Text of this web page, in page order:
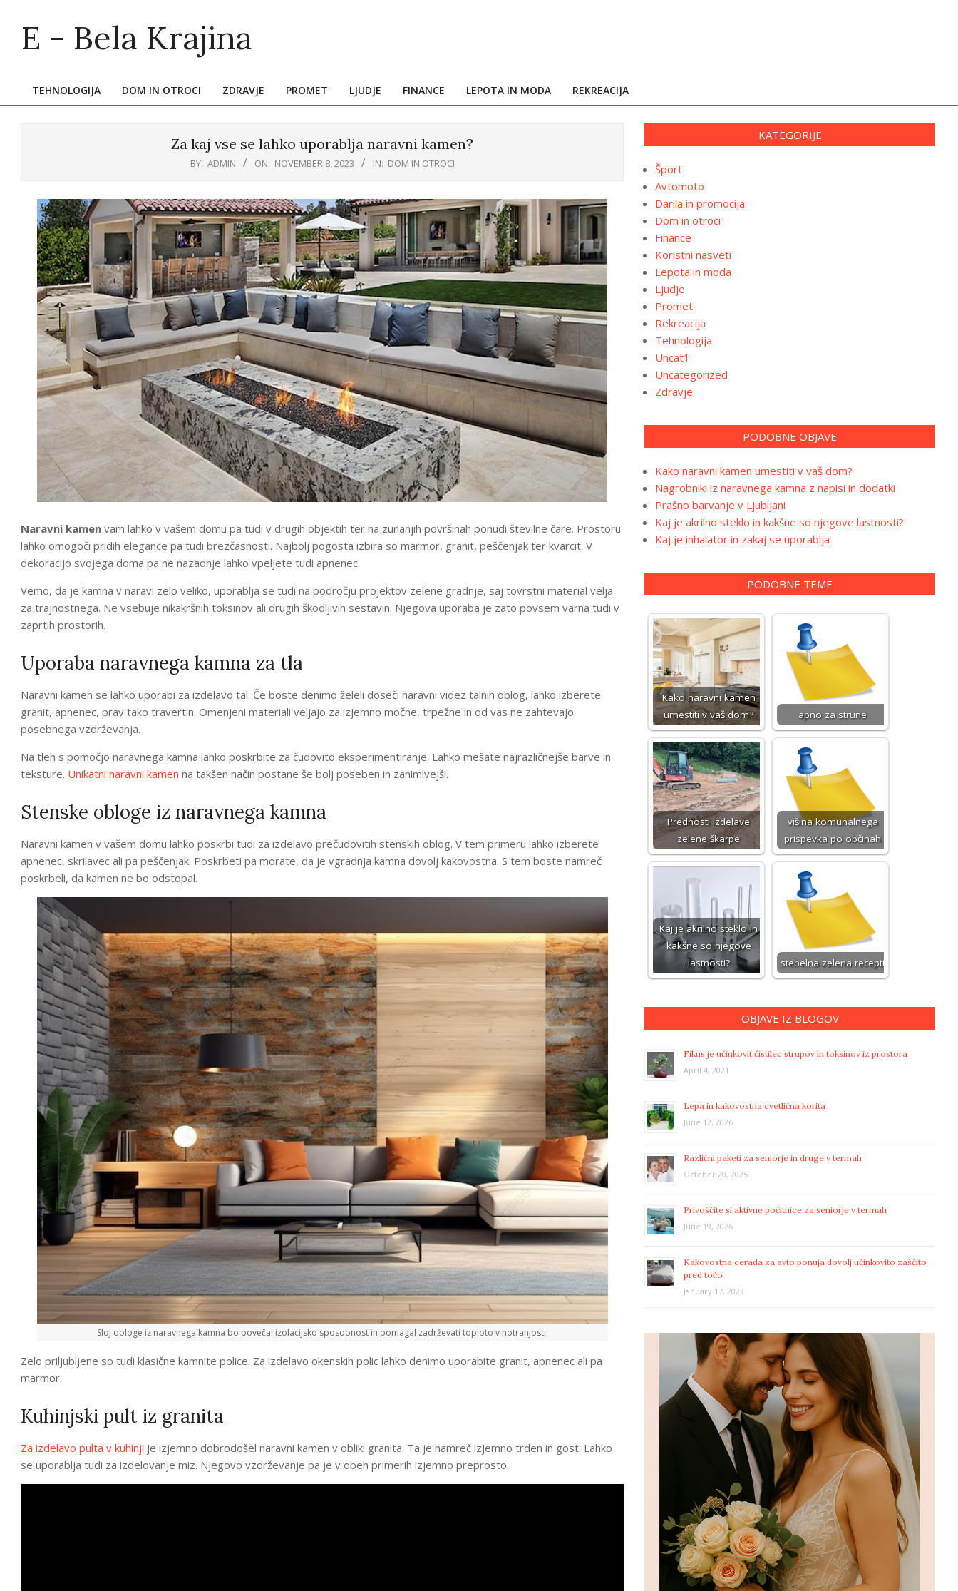
contentE - Bela Krajina
Primary
TEHNOLOGIJA DOM IN OTROCI ZDRAVJE PROMET LJUDJE FINANCE LEPOTA IN MODA REKREACIJA
Za kaj vse se lahko uporablja naravni kamen?
BY: ADMIN ON: NOVEMBER 8, 2023 IN: DOM IN OTROCI
Naravni kamen vam lahko v vašem domu pa tudi v drugih objektih ter na zunanjih površinah ponudi številne čare. Prostoru
lahko omogoči pridih elegance pa tudi brezčasnosti. Najbolj pogosta izbira so marmor, granit, peščenjak ter kvarcit. V
dekoracijo svojega doma pa ne nazadnje lahko vpeljete tudi apnenec.
Vemo, da je kamna v naravi zelo veliko, uporablja se tudi na področju projektov zelene gradnje, saj tovrstni material velja
za trajnostnega. Ne vsebuje nikakršnih toksinov ali drugih škodljivih sestavin. Njegova uporaba je zato povsem varna tudi v
zaprtih prostorih.
Uporaba naravnega kamna za tla
Naravni kamen se lahko uporabi za izdelavo tal. Če boste denimo želeli doseči naravni videz talnih oblog, lahko izberete
granit, apnenec, prav tako travertin. Omenjeni materiali veljajo za izjemno močne, trpežne in od vas ne zahtevajo
posebnega vzdrževanja.
Na tleh s pomočjo naravnega kamna lahko poskrbite za čudovito eksperimentiranje. Lahko mešate najrazličnejše barve in
teksture. Unikatni naravni kamen na takšen način postane še bolj poseben in zanimivejši.
Stenske obloge iz naravnega kamna
Naravni kamen v vašem domu lahko poskrbi tudi za izdelavo prečudovitih stenskih oblog. V tem primeru lahko izberete
apnenec, skrilavec ali pa peščenjak. Poskrbeti pa morate, da je vgradnja kamna dovolj kakovostna. S tem boste namreč
poskrbeli, da kamen ne bo odstopal.
Sloj obloge iz naravnega kamna bo povečal izolacijsko sposobnost in pomagal zadrževati toploto v notranjosti.
Zelo priljubljene so tudi klasične kamnite police. Za izdelavo okenskih polic lahko denimo uporabite granit, apnenec ali pa
marmor.
Kuhinjski pult iz granita
Za izdelavo pulta v kuhinji je izjemno dobrodošel naravni kamen v obliki granita. Ta je namreč izjemno trden in gost. Lahko
se uporablja tudi za izdelovanje miz. Njegovo vzdrževanje pa je v obeh primerih izjemno preprosto.
KATEGORIJE
Šport
Avtomoto
Darila in promocija
Dom in otroci
Finance
Koristni nasveti
Lepota in moda
Ljudje
Promet
Rekreacija
Tehnologija
Uncat1
Uncategorized
Zdravje
PODOBNE OBJAVE
Kako naravni kamen umestiti v vaš dom?
Nagrobniki iz naravnega kamna z napisi in dodatki
Prašno barvanje v Ljubljani
Kaj je akrilno steklo in kakšne so njegove lastnosti?
Kaj je inhalator in zakaj se uporablja
PODOBNE TEME
Kako naravni kamen
umestiti v vaš dom?
apno za strune
Prednosti izdelave
zelene škarpe
višina komunalnega
prispevka po občinah
Kaj je akrilno steklo in
kakšne so njegove
lastnosti?
stebelna zelena recepti
OBJAVE IZ BLOGOV
Fikus je učinkovit čistilec strupov in toksinov iz prostora
April 4, 2021
Lepa in kakovostna cvetlična korita
June 12, 2026
Različni paketi za seniorje in druge v termah
October 20, 2025
Privoščite si aktivne počitnice za seniorje v termah
June 19, 2026
Kakovostna cerada za avto ponuja dovolj učinkovito zaščito
pred točo
January 17, 2023